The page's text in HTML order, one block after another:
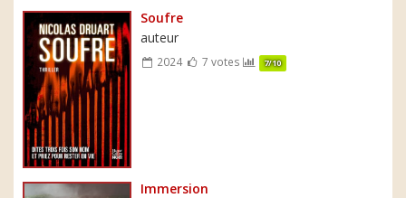
Soufre
auteur
2024 7 votes 7/10
Immersion